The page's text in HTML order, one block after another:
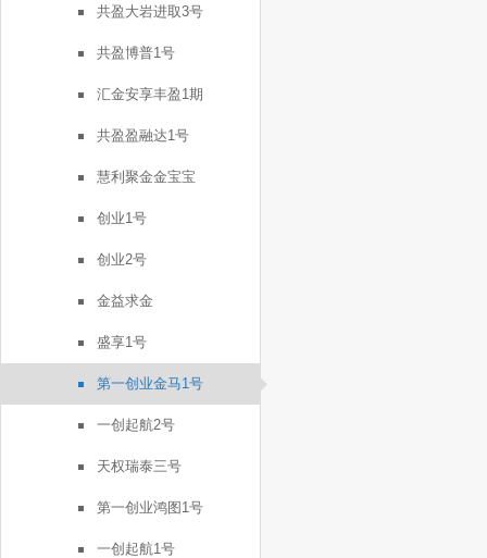
共盈大岩进取3号
共盈博普1号
汇金安享丰盈1期
共盈盈融达1号
慧利聚金金宝宝
创业1号
创业2号
金益求金
盛享1号
第一创业金马1号
一创起航2号
天权瑞泰三号
第一创业鸿图1号
一创起航1号